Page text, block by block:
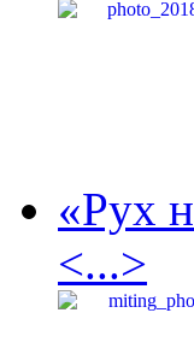
«Рух
<...>